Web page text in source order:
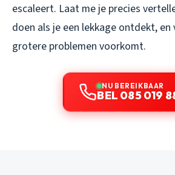
escaleert. Laat me je precies
doen als je een lekkage ontdekt, en
grotere problemen voorkomt.
NU BEREIKBAAR
BEL 085 019